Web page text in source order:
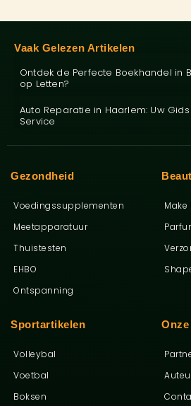
Sportartikelen
Volleybal
Voetbal
Boksen
Make
Gezondheid
Voedingssupplementen
Meetapparatuur
Thuistesten
EHBO
Ontspanning
Vaak Gelezen Artikelen
Ontdek de Perfecte Boekhandel in
op Letten?
Auto Reparatie in Haarlem: Uw
Service